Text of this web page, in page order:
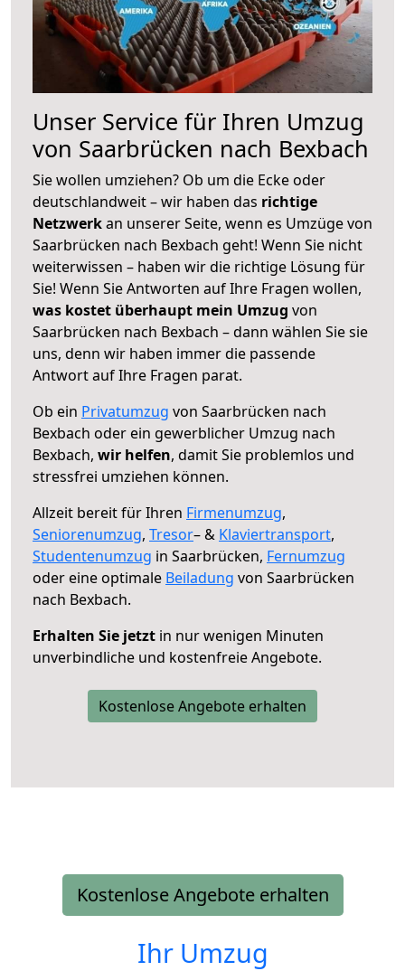
Unser Service für Ihren Umzug
von Saarbrücken nach Bexbach
Sie wollen umziehen? Ob um die Ecke oder
deutschlandweit – wir haben das richtige
Netzwerkan unserer Seite, wenn es Umzüge von
Saarbrücken nach Bexbach geht! Wenn Sie nicht
weiterwissen – haben wir die richtige Lösung für
Sie! Wenn Sie Antworten auf Ihre Fragen wollen,
was kostet überhaupt mein Umzug von
Saarbrücken nach Bexbach – dann wählen Sie sie
uns, denn wir haben immer die passende
Antwort auf Ihre Fragen parat.
Ob ein Privatumzug von Saarbrücken nach
Bexbach oder ein gewerblicher Umzug nach
Bexbach, wir helfen, damit Sie problemlos und
stressfrei umziehen können.
Allzeit bereit für Ihren Firmenumzug,
Seniorenumzug, Tresor– & Klaviertransport,
Studentenumzug in Saarbrücken, Fernumzug
oder eine optimale Beiladung von Saarbrücken
nach Bexbach.
Erhalten Sie jetzt in nur wenigen Minuten
unverbindliche und kostenfreie Angebote.
Kostenlose Angebote erhalten
Kostenlose Angebote erhalten
Ihr Umzug